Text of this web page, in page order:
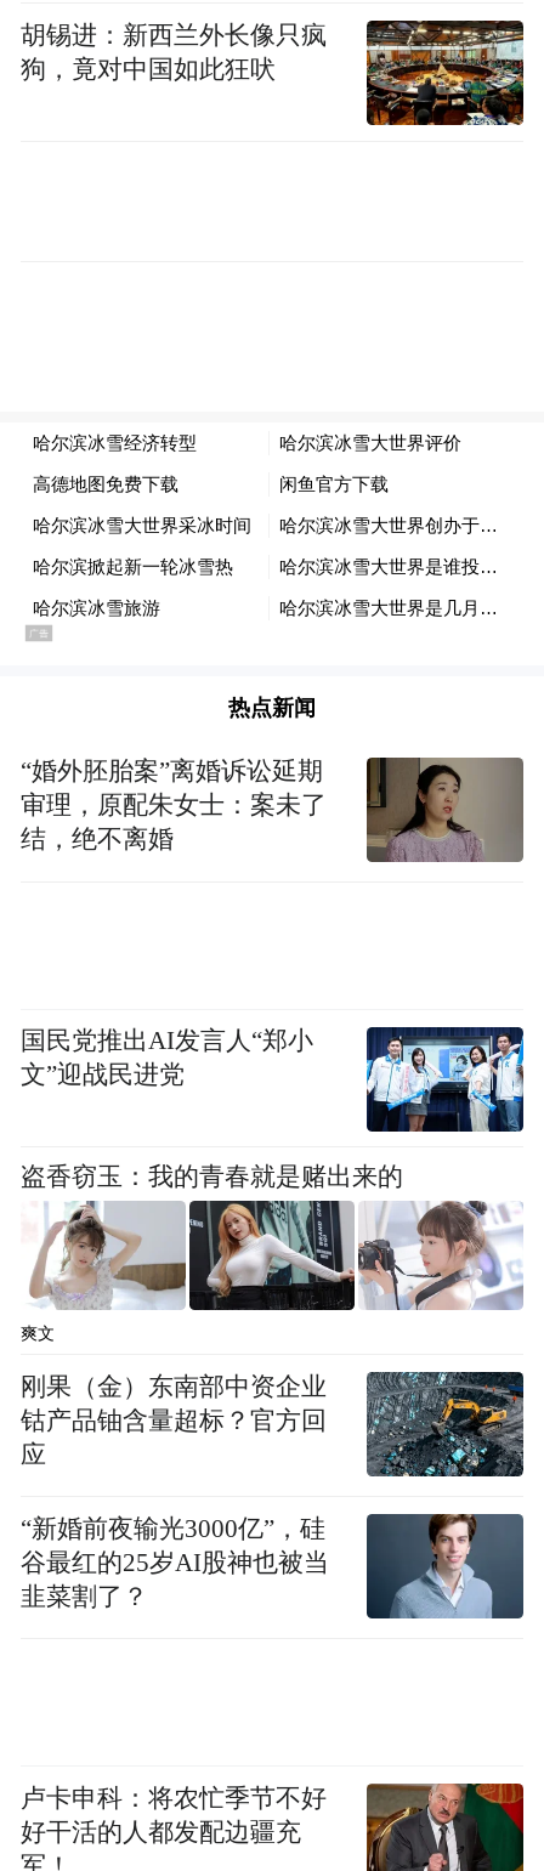
此为契机，哈尔滨片区从冰雪装备制造升
级、冰雪标准制定、审批服务优化等多维度
推进集成创新，一系列举措不仅旨在完善冰
技经理人工作室”的全流程帮扶下，企业快速
完成注册与生产场地协调。公司的5款赛事专
供装备，经检测符合竞技标准，第九届亚冬
会赛事期间累计为运动员提供雪具租赁、维
护服务超800次，突破了外国品牌在专业冰雪
模式，建立跨部门联合研判机制，主动为企
业提供前置咨询与流程预指导；另一方面，
开辟“冰雪经济绿色通道”，省、市、区文旅
针对以往冰雪产业“无标准可依、靠经验施
工”的粗放式发展模式，区内企业牵头构建覆
盖冰雪产业全产业链的标准体系，主编或参
编28项冰雪领域标准，包括国内首个冰雪景
观建筑国家标准《冰雪景观建筑技术标准》
（GB 51202-2016），省级标准《室内冰雪景
观建筑技术标准》（DB 23/T 3792-2024），
以及《冰雪景观景区服务规范》《冰雪雕赛
事组织管理规范》等，覆盖设计、施工、安
全、服务全流程，推动行业从“经验驱动”向
“标准驱动”转型，并将行业标准应用到为山
务中，着力引领冰雪建筑行业标准走向全
国。
设的契机，哈尔滨片区持续拓展冰雪运动国
际合作的广度与深度，推动示范区建设迈出
胡锡进：新西兰外长像只疯
狗，竟对中国如此狂吠
热点新闻
“婚外胚胎案”离婚诉讼延期
审理，原配朱女士：案未了
结，绝不离婚
国民党推出AI发言人“郑小
文”迎战民进党
盗香窃玉：我的青春就是赌出来的
爽文
刚果（金）东南部中资企业
钴产品铀含量超标？官方回
应
“新婚前夜输光3000亿”，硅
谷最红的25岁AI股神也被当
韭菜割了？
卢卡申科：将农忙季节不好
好干活的人都发配边疆充